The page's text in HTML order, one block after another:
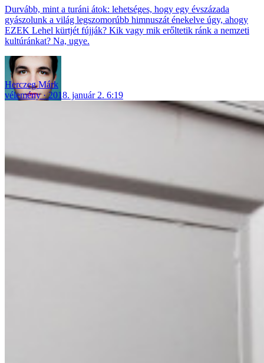
Durvább, mint a turáni átok: lehetséges, hogy egy évszázada
gyászolunk a világ legszomorúbb himnuszát énekelve úgy, ahogy
EZEK Lehel kürtjét fújják? Kik vagy mik erőltetik ránk a nemzeti
kultúránkat? Na, ugye.
Herczeg Márk
vélemény
2018. január 2. 6:19